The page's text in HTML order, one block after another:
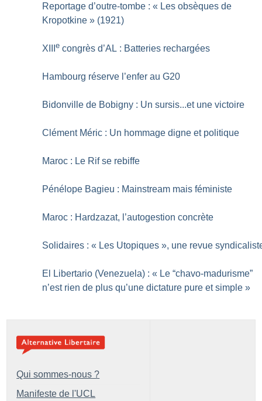
Reportage d’outre-tombe : « Les obsèques de
Kropotkine » (1921)
XIIIe congrès d’AL : Batteries rechargées
Hambourg réserve l’enfer au G20
Bidonville de Bobigny : Un sursis...et une victoire
Clément Méric : Un hommage digne et politique
Maroc : Le Rif se rebiffe
Pénélope Bagieu : Mainstream mais féministe
Maroc : Hardzazat, l’autogestion concrète
Solidaires : « Les Utopiques », une revue
El Libertario (Venezuela) : « Le “chavo-madurisme”
n’est rien de plus qu’une dictature pure et simple »
Qui sommes-nous ?
Manifeste de l'UCL